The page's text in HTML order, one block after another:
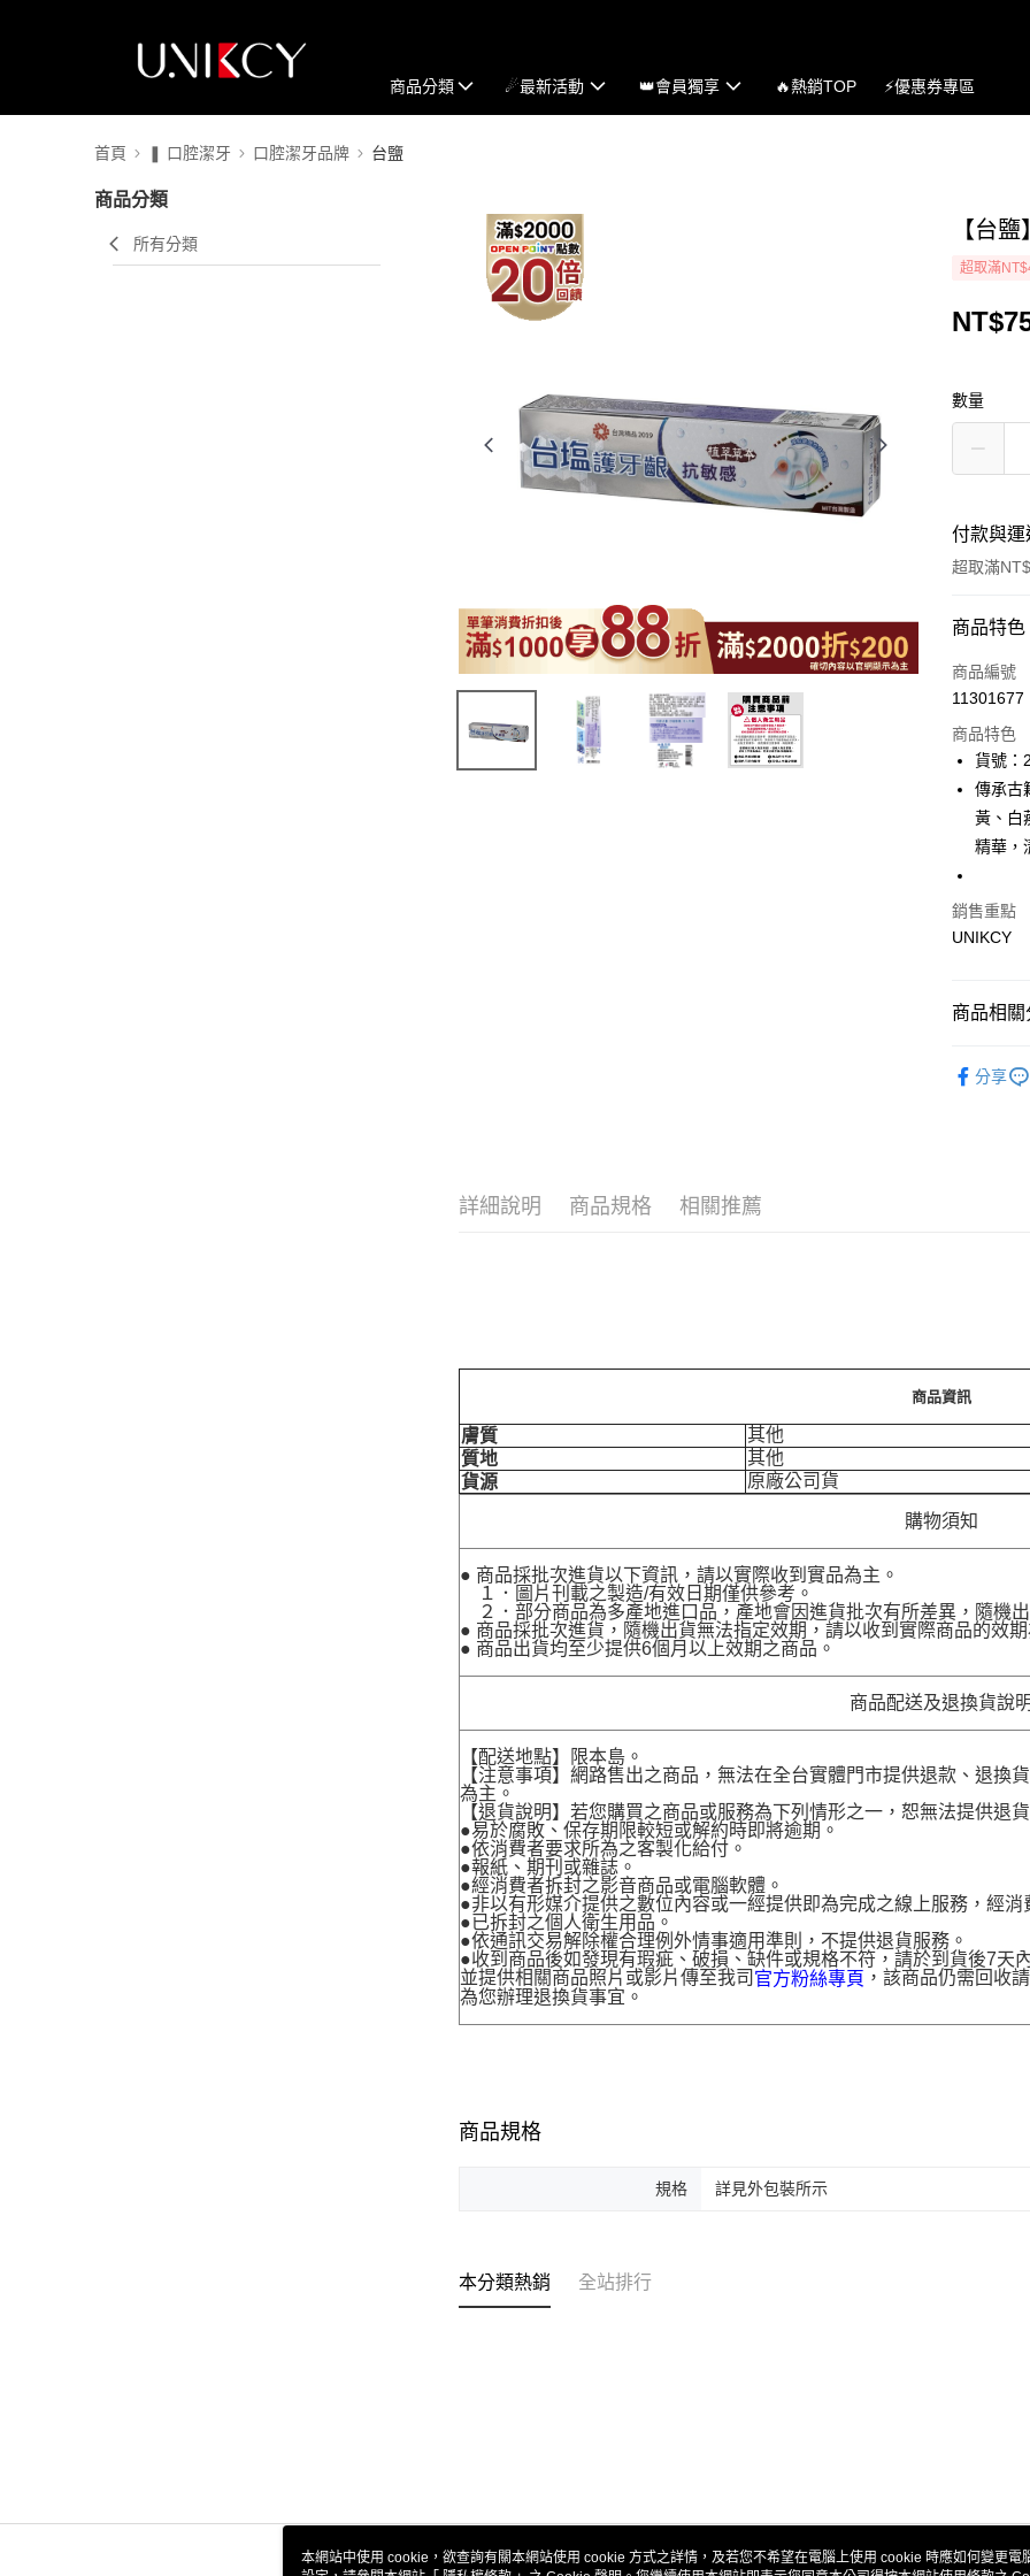
商品分類 ☄最新活動 👑會員獨享 🔥熱銷TOP ⚡優惠券專區
首頁 ❚ 口腔潔牙 口腔潔牙品牌 台鹽
商品分類
所有分類
【台
超取滿
數量
付款與運
超取滿
付款方式
icash Pay
超商取貨
LINE Pay
Apple Pay
街口支付
悠遊付
7-11取貨
商品特色
商品編號
11301677
商品特色
貨號：
傳承古
黃、白
精華，
銷售重點
UNIKCY
商品相關
分享
詳細說明 商品規格 相關推薦
商品資訊
膚質
其他
質地
其他
貨源
原廠公司貨
購物須知
● 商品採批次進貨以下資訊，請以實際收到實品為主。
１．圖片刊載之製造/有效日期僅供參考。
２．部分商品為多產地進口品，產地會因進貨批次有所差異，隨機出
● 商品採批次進貨，隨機出貨無法指定效期，請以收到實際商品的效期
● 商品出貨均至少提供6個月以上效期之商品。
商品配送及退換貨說明
【配送地點】限本島。
【注意事項】網路售出之商品，無法在全台實體門市提供退款、退換
為主。
【退貨說明】若您購買之商品或服務為下列情形之一，恕無法提供退貨
●易於腐敗、保存期限較短或解約時即將逾期。
●依消費者要求所為之客製化給付。
●報紙、期刊或雜誌。
●經消費者拆封之影音商品或電腦軟體。
●非以有形媒介提供之數位內容或一經提供即為完成之線上服務，經消
●已拆封之個人衛生用品。
●依通訊交易解除權合理例外情事適用準則，不提供退貨服務。
●收到商品後如發現有瑕疵、破損、缺件或規格不符，請於到貨後7天
並提供相關商品照片或影片傳至我司 官方粉絲專頁 ，該商品仍需回收
為您辦理退換貨事宜。
商品規格
規格 詳見外包裝所示
本分類熱銷 全站排行
本網站中使用 cookie，欲查詢有關本網站使用 cookie 方式之詳情，及若您不希望在電腦上使用 cookie 時應如何變更電